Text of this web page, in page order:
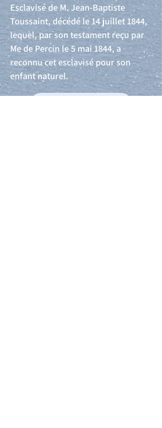
Esclavisé de M. Jean-Baptiste
Toussaint, décédé le 14 juillet 1844,
lequel, par son testament reçu par
Me de Percin le 5 mai 1844, a
reconnu cet esclavisé pour son
enfant naturel.